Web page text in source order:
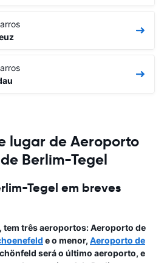
lugar de Aeroporto
Berlim-Tegel
Tegel em breves
tem três aeroportos: Aeroporto de
e o menor, Aeroporto de
será o último aeroporto, e